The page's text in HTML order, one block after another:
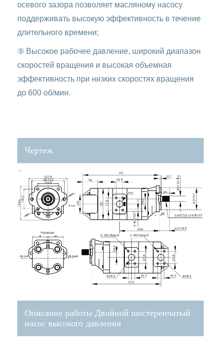
осевого зазора позволяет масляному насосу
поддерживать высокую эффективность в течение
длительного времени;
⑤ Высокое рабочее давление, широкий диапазон
скоростей вращения и высокая объемная
эффективность при низких скоростях вращения
до 600 об/мин.
Чертеж
Описание работы Двойной шестеренчатый
насос высокого давления